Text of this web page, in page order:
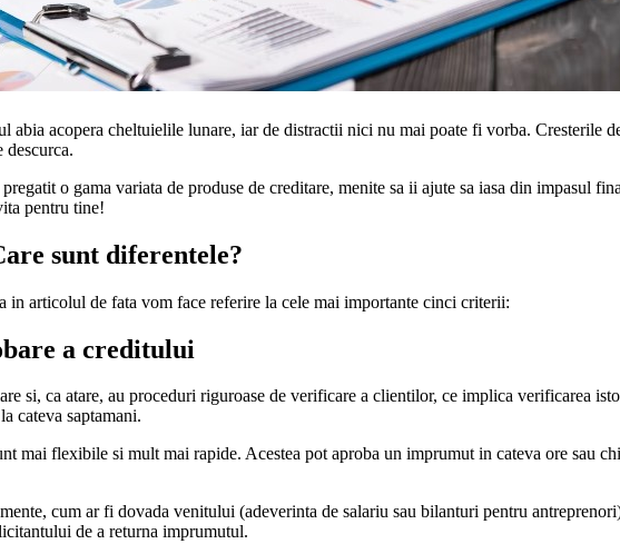
abia acopera cheltuielile lunare, iar de distractii nici nu mai poate fi vorba. Cresterile
descurca.
o gama variata de produse de creditare, menite sa ii ajute sa iasa din impasul
pentru tine!
sunt diferentele?
in articolul de fata vom face referire la cele mai importante cinci criterii:
a creditului
si, ca atare, au proceduri riguroase de verificare a clientilor, ce implica verificarea
cateva saptamani.
mai flexibile si mult mai rapide. Acestea pot aproba un imprumut in cateva ore sau
cum ar fi dovada venitului (adeverinta de salariu sau bilanturi pentru
de a returna imprumutul.